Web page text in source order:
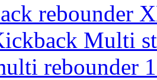
rebounder
Multi
rebounder